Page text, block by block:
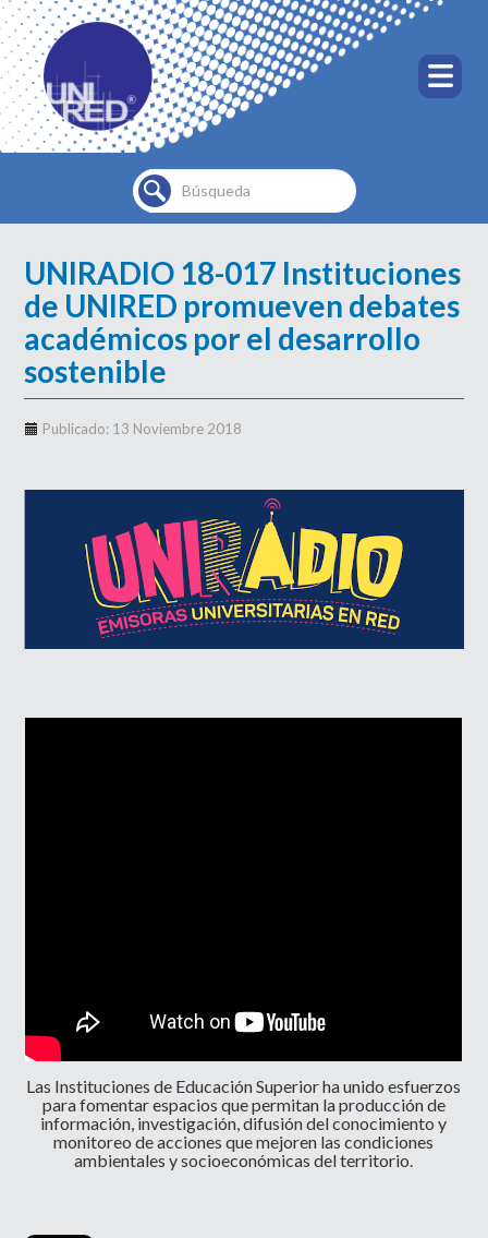
Buscar...
UNIRADIO 18-017 Instituciones
de UNIRED promueven debates
académicos por el desarrollo
sostenible
Publicado: 13 Noviembre 2018
Las Instituciones de Educación Superior ha unido esfuerzos
para fomentar espacios que permitan la producción de
información, investigación, difusión del conocimiento y
monitoreo de acciones que mejoren las condiciones
ambientales y socioeconómicas del territorio.